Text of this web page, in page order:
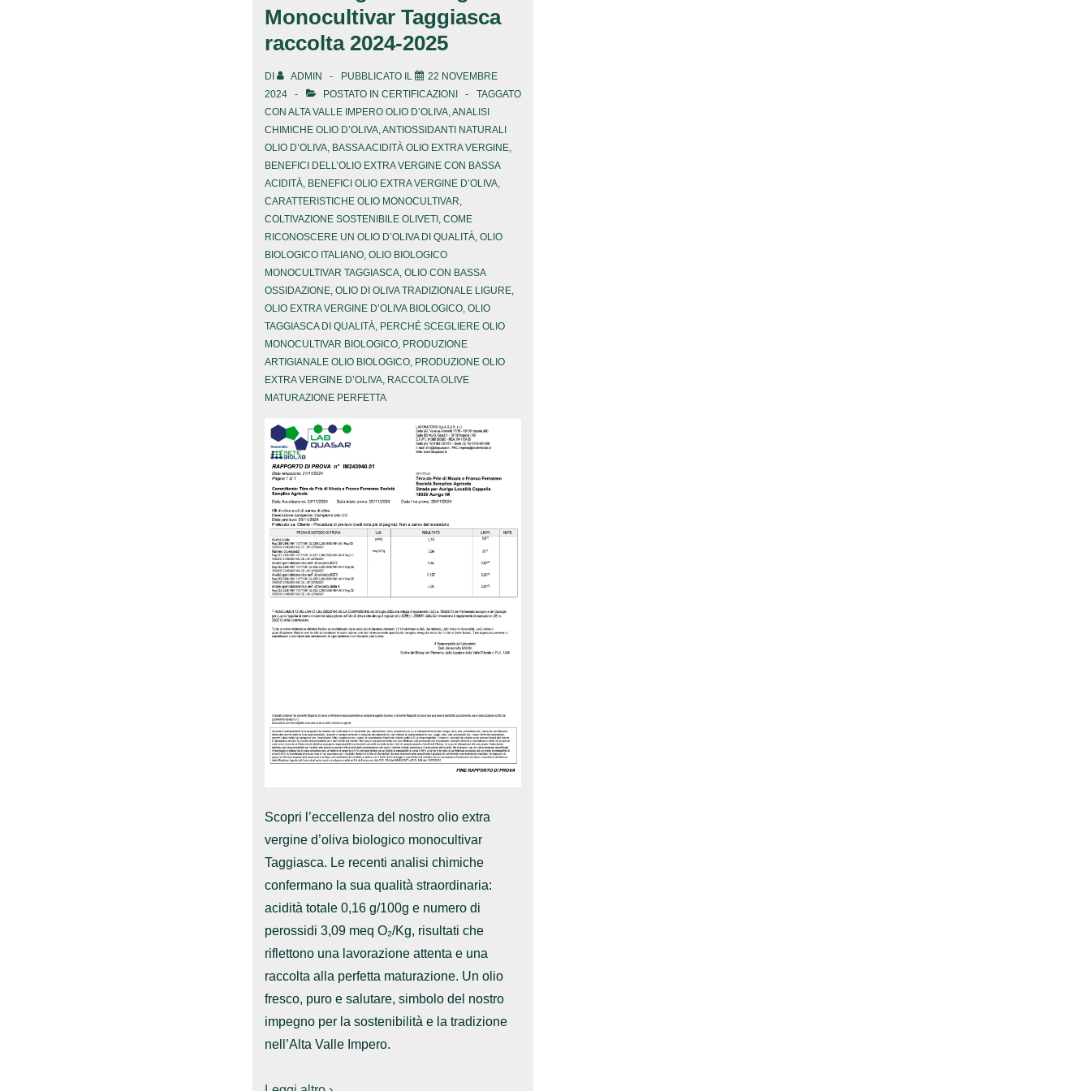
Monocultivar Taggiasca
raccolta 2024-2025
DI ADMIN PUBBLICATO IL
22 NOVEMBRE
2024
POSTATO IN CERTIFICAZIONI
TAGGATO
CON ALTA VALLE IMPERO OLIO D’OLIVA, ANALISI
CHIMICHE OLIO D’OLIVA, ANTIOSSIDANTI NATURALI
OLIO D’OLIVA, BASSA ACIDITÀ OLIO EXTRA VERGINE,
BENEFICI DELL’OLIO EXTRA VERGINE CON BASSA
ACIDITÀ, BENEFICI OLIO EXTRA VERGINE D’OLIVA,
CARATTERISTICHE OLIO MONOCULTIVAR
COLTIVAZIONE SOSTENIBILE OLIVETI, COME
RICONOSCERE UN OLIO D’OLIVA DI QUALITÀ, OLIO
BIOLOGICO ITALIANO, OLIO BIOLOGICO
MONOCULTIVAR TAGGIASCA, OLIO CON BASSA
OSSIDAZIONE, OLIO DI OLIVA TRADIZIONALE LIGURE,
OLIO EXTRA VERGINE D’OLIVA BIOLOGICO, OLIO
TAGGIASCA DI QUALITÀ, PERCHÉ SCEGLIERE OLIO
MONOCULTIVAR BIOLOGICO, PRODUZIONE
ARTIGIANALE OLIO BIOLOGICO, PRODUZIONE OLIO
EXTRA VERGINE D’OLIVA, RACCOLTA OLIVE
MATURAZIONE PERFETTA
Scopri l’eccellenza del nostro olio extra
vergine d’oliva biologico monocultivar
Taggiasca. Le recenti analisi chimiche
confermano la sua qualità straordinaria:
acidità totale 0,16 g/100g e numero di
perossidi 3,09 meq O₂/Kg, risultati che
riflettono una lavorazione attenta e una
raccolta alla perfetta maturazione. Un olio
fresco, puro e salutare, simbolo del nostro
impegno per la sostenibilità e la tradizione
nell’Alta Valle Impero.